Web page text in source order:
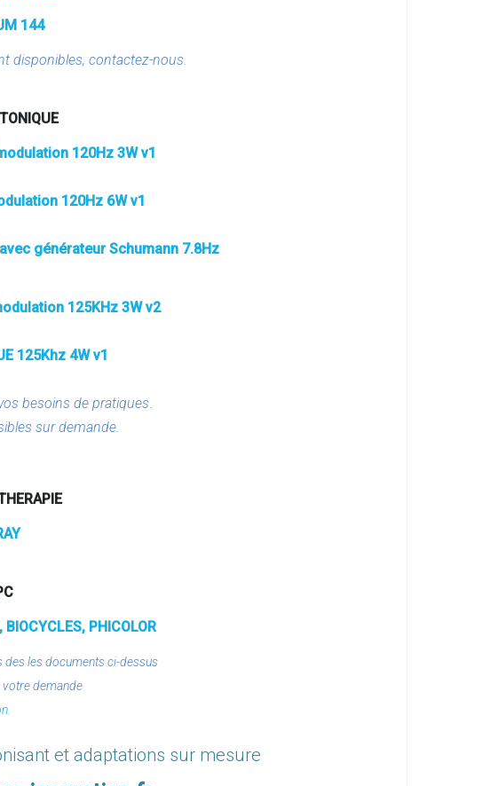
144
disponibles, contactez-nous.
120Hz 3W v1
120Hz 6W v1
avec générateur Schumann 7.8Hz
125KHz 3W v2
125Khz 4W v1
besoins de pratiques.
sur demande.
PHICOLOR
des les documents ci-dessus
demande
et adaptations sur mesure